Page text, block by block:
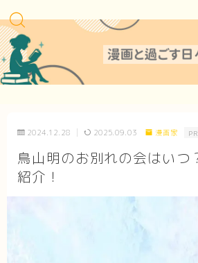
MENU
Contact
Privacy Policy
2024.12.28 2025.09.03 漫画家 PR
鳥山明のお別れの会はいつ
紹介！